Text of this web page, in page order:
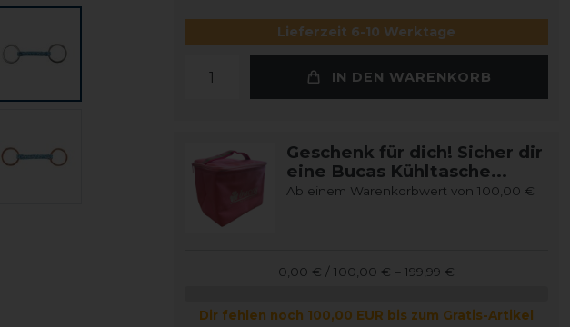
Lieferzeit 6-10 Werktage
IN DEN WARENKORB
Geschenk für dich! Sicher dir
eine Bucas Kühltasche...
Ab einem Warenkorbwert von 100,00 €
0,00 € / 100,00 € – 199,99 €
Dir fehlen noch 100,00 EUR bis zum Gratis-Artikel